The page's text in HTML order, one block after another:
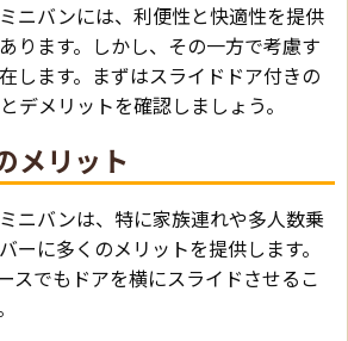
ニバンには、利便性と快適性を提供
ります。しかし、その一方で考慮す
します。まずはスライドドア付きの
デメリットを確認しましょう。
メリット
ニバンは、特に家族連れや多人数乗
ーに多くのメリットを提供します。
スでもドアを横にスライドさせるこ